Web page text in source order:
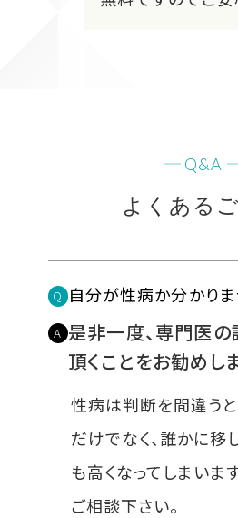
Q&A
よくある
Q 自分が性病か分かりま
A 是非一度、専門医
頂くことをお勧めしま
性病は判断を間違う
だけでなく、誰かに移
も高くなってしまいま
ご相談下さい。